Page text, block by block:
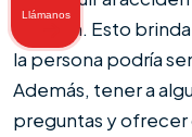
analizan. Esto
la persona podría
Además, tener a
preguntas y ofrecer
Llámanos